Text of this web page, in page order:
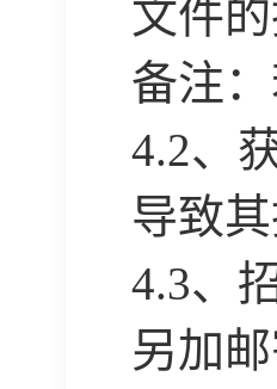
文件
备注
4.2、
导致
4.3、
另加